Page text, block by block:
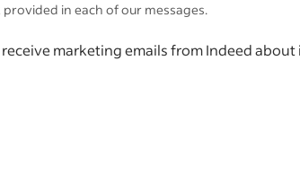
in each of our messages.
receive marketing emails from Indeed about